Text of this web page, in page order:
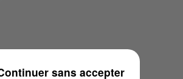
sans accepter